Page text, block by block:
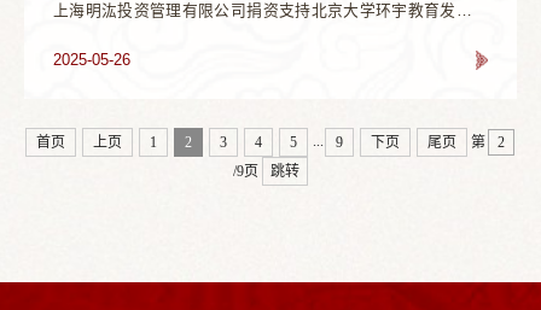
上海明汯投资管理有限公司捐资支持北京大学环宇教育发展计
式之前，北京大学党委书记何光彩会见了明汯投资合伙人、玖
理事长王博对解环宇和明汯投资对北大的支持表示感谢。他指
出，北大秉承“在成...
2025-05-26
首页 上页 1 2 3 4 5 ... 9 下页 尾页
第
/9页
跳转